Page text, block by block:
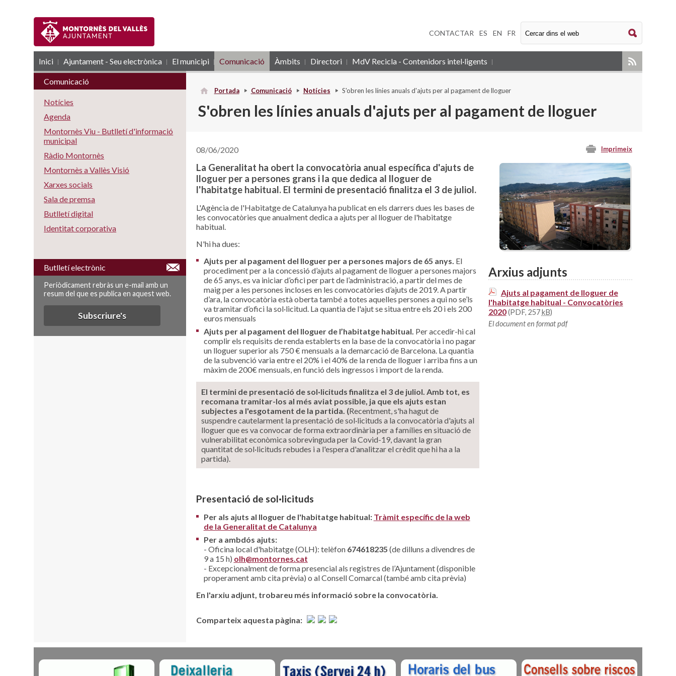
CONTACTAR ES EN FR
Inici Ajuntament - Seu electrònica El municipi Comunicació Àmbits Directori MdV Recicla - Contenidors intel·ligents
RSS
Portada Comunicació Notícies S'obren les línies anuals d'ajuts per al pagament de lloguer
S'obren les línies anuals d'ajuts per al pagament de lloguer
Imprimeix
08/06/2020
La Generalitat ha obert la convocatòria anual específica d'ajuts de
lloguer per a persones grans i la que dedica al lloguer de
l'habitatge habitual. El termini de presentació finalitza el 3 de juliol.
L'Agència de l'Habitatge de Catalunya ha publicat en els darrers dues les bases de
les convocatòries que anualment dedica a ajuts per al lloguer de l'habitatge
habitual.
N'hi ha dues:
Ajuts per al pagament del lloguer per a persones majors de 65 anys. El
procediment per a la concessió d’ajuts al pagament de lloguer a persones majors
de 65 anys, es va iniciar d’ofici per part de l’administració, a partir del mes de
maig per a les persones incloses en les convocatòries d’ajuts de 2019. A partir
d’ara, la convocatòria està oberta també a totes aquelles persones a qui no se’ls
va tramitar d’ofici la sol·licitud. La quantia de l'ajut se situa entre els 20 i els 200
euros mensuals
Ajuts per al pagament del lloguer de l’habitatge habitual. Per accedir-hi cal
complir els requisits de renda establerts en la base de la convocatòria i no pagar
un lloguer superior als 750 € mensuals a la demarcació de Barcelona. La quantia
de la subvenció varia entre el 20% i el 40% de la renda de lloguer i arriba fins a un
màxim de 200€ mensuals, en funció dels ingressos i import de la renda.
El termini de presentació de sol·licituds finalitza el 3 de juliol. Amb tot, es
recomana tramitar-los al més aviat possible, ja que els ajuts estan
subjectes a l'esgotament de la partida. (Recentment, s'ha hagut de
suspendre cautelarment la presentació de sol·licituds a la convocatòria d'ajuts al
lloguer que es va convocar de forma extraordinària per a famílies en situació de
vulnerabilitat econòmica sobrevinguda per la Covid-19, davant la gran
quantitat de sol·licituds rebudes i a l'espera d'analitzar el crèdit que hi ha a la
partida).
Presentació de sol·licituds
Per als ajuts al lloguer de l'habitatge habitual: Tràmit específic de la web
de la Generalitat de Catalunya
Per a ambdós ajuts:
- Oficina local d'habitatge (OLH): telèfon 674618235 (de dilluns a divendres de
9 a 15 h) olh@montornes.cat
- Excepcionalment de forma presencial als registres de l’Ajuntament (disponible
properament amb cita prèvia) o al Consell Comarcal (també amb cita prèvia)
En l'arxiu adjunt, trobareu més informació sobre la convocatòria.
Arxius adjunts
Ajuts al pagament de lloguer de
l'habitatge habitual - Convocatòries
2020(PDF, 257kB)
El document en format pdf
Comparteix aquesta pàgina:
Comunicació
Notícies
Agenda
Montornès Viu - Butlletí d'informació
municipal
Ràdio Montornès
Montornès a Vallès Visió
Xarxes socials
Sala de premsa
Butlletí digital
Identitat corporativa
Butlletí electrònic
Periòdicament rebràs un e-mail amb un
resum del que es publica en aquest web.
Subscriure's